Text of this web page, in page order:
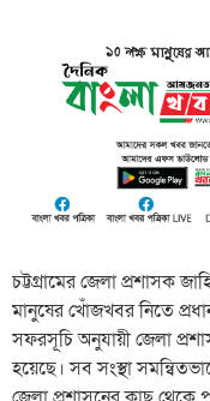
চট্টগ্রামের জেলা প্রশাসক
মানুষের খোঁজখবর নিতে
সফরসূচি অনুযায়ী জেলা
হয়েছে। সব সংস্থা